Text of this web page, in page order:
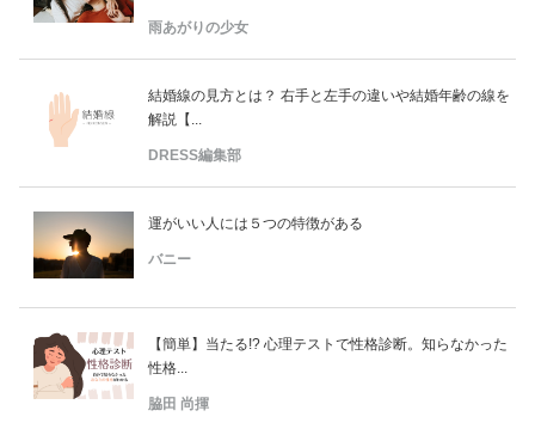
雨あがりの少女
結婚線の見方とは？ 右手と左手の違いや結婚年齢の線を
解説【...
DRESS編集部
運がいい人には５つの特徴がある
バニー
【簡単】当たる!? 心理テストで性格診断。知らなかった
性格...
脇田 尚揮